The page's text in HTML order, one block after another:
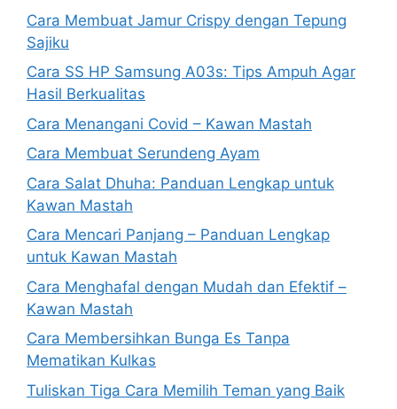
Cara Membuat Jamur Crispy dengan Tepung
Sajiku
Cara SS HP Samsung A03s: Tips Ampuh Agar
Hasil Berkualitas
Cara Menangani Covid – Kawan Mastah
Cara Membuat Serundeng Ayam
Cara Salat Dhuha: Panduan Lengkap untuk
Kawan Mastah
Cara Mencari Panjang – Panduan Lengkap
untuk Kawan Mastah
Cara Menghafal dengan Mudah dan Efektif –
Kawan Mastah
Cara Membersihkan Bunga Es Tanpa
Mematikan Kulkas
Tuliskan Tiga Cara Memilih Teman yang Baik